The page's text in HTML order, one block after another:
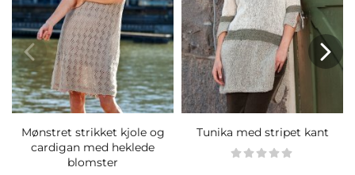
Mønstret strikket kjole og
cardigan med heklede
blomster
Tunika med stripet kant